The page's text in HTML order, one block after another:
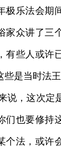
极乐法会期
家众讲了三
有些人或许
是当时法王
说，这次定
们也要修持
个法，或许